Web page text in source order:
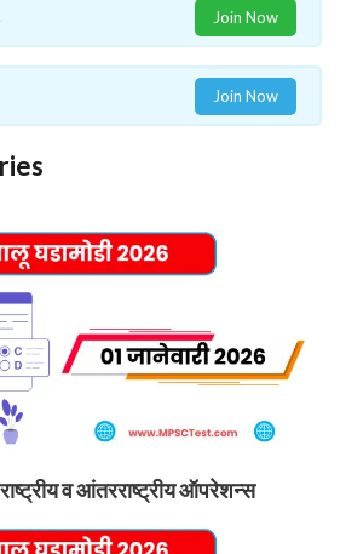
Join Now
Join Now
व आंतरराष्ट्रीय ऑपरेशन्स